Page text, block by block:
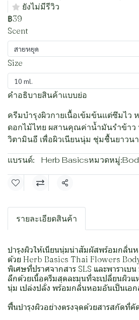
ยังไม่มีรีวิว
฿39
Scent
สายหยุด
Size
10 ml.
คำอธิบายสินค้าแบบย่อ
ครีมบำรุงผิวกายเนื้อเข้มข้นแต่ซึมไว
ดอกไม้ไทย ผสานคุณค่าน้ำมันรำข้าว
วิตามินอี เพื่อผิวเนียนนุ่ม ชุ่มชื้นยาวน
แบรนด์: Herb Basicsหมวดหมู่:
แชร์
รายละเอียดสินค้า
บำรุงผิวให้เนียนนุ่มน่าสัมผัสพร้อมกลิ่น
ด้วย Herb Basics Thai Flowers
พิเศษที่ปราศจากสาร SLS และพาราเบ
ลึกด้วยเนื้อครีมสุดละมุนที่จะเปลี่ยนผิวแ
นุ่ม เปล่งปลั่ง พร้อมกลิ่นหอมอันเป็นเ
ฟื้นบำรุงผิวอย่างตรงจุดด้วยสารสกัดที่คั